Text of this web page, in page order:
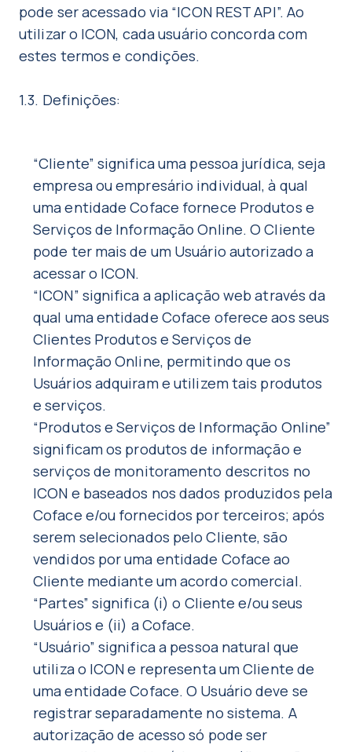
pode ser acessado via “ICON REST API”. Ao
utilizar o ICON, cada usuário concorda com
estes termos e condições.
1.3. Definições:
“Cliente” significa uma pessoa jurídica, seja
empresa ou empresário individual, à qual
uma entidade Coface fornece Produtos e
Serviços de Informação Online. O Cliente
pode ter mais de um Usuário autorizado a
acessar o ICON.
“ICON” significa a aplicação web através da
qual uma entidade Coface oferece aos seus
Clientes Produtos e Serviços de
Informação Online, permitindo que os
Usuários adquiram e utilizem tais produtos
e serviços.
“Produtos e Serviços de Informação Online”
significam os produtos de informação e
serviços de monitoramento descritos no
ICON e baseados nos dados produzidos pela
Coface e/ou fornecidos por terceiros; após
serem selecionados pelo Cliente, são
vendidos por uma entidade Coface ao
Cliente mediante um acordo comercial.
“Partes” significa (i) o Cliente e/ou seus
Usuários e (ii) a Coface.
“Usuário” significa a pessoa natural que
utiliza o ICON e representa um Cliente de
uma entidade Coface. O Usuário deve se
registrar separadamente no sistema. A
autorização de acesso só pode ser